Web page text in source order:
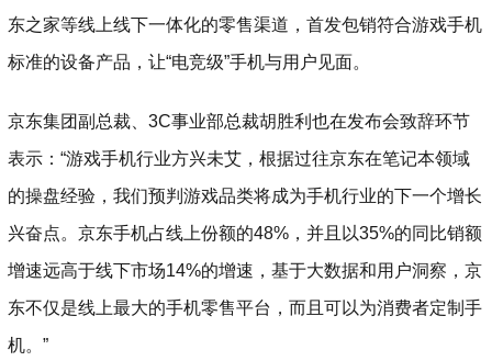
东之家等线上线下一体化的零售渠道，首发包销符合游戏手机
标准的设备产品，让“电竞级”手机与用户见面。
京东集团副总裁、3C事业部总裁胡胜利也在发布会致辞环节
表示：“游戏手机行业方兴未艾，根据过往京东在笔记本领域
的操盘经验，我们预判游戏品类将成为手机行业的下一个增长
兴奋点。京东手机占线上份额的48%，并且以35%的同比销额
增速远高于线下市场14%的增速，基于大数据和用户洞察，京
东不仅是线上最大的手机零售平台，而且可以为消费者定制手
机。”